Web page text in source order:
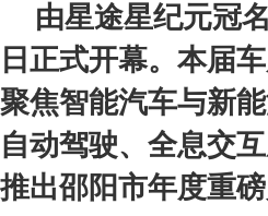
由星途星纪元冠
日正式开幕。本届
聚焦智能汽车与新
自动驾驶、全息交
推出邵阳市年度重磅